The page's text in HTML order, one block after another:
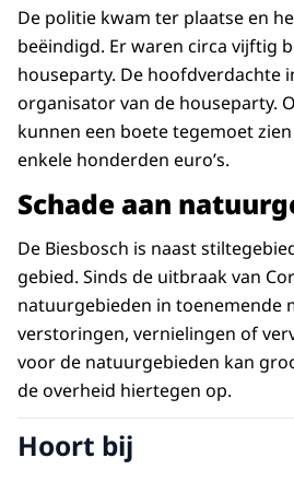
De politie kwam ter plaatse en
beëindigd. Er waren circa vijftig
houseparty. De hoofdverdachte
organisator van de houseparty.
kunnen een boete tegemoet
enkele honderden euro’s.
Schade aan
De Biesbosch is naast
gebied. Sinds de uitbraak van
natuurgebieden in toenemende
verstoringen, vernielingen of
voor de natuurgebieden kan
de overheid hiertegen op.
Hoort bij